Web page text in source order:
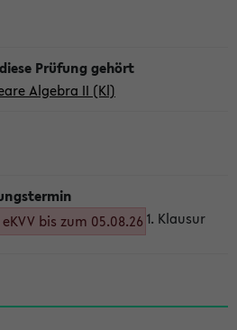
Algebra II (Kl)
bis zum 05.08.26 1. Klausur